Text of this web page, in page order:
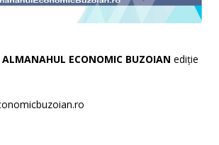
ALMANAHUL ECONOMIC BUZOIAN ediție